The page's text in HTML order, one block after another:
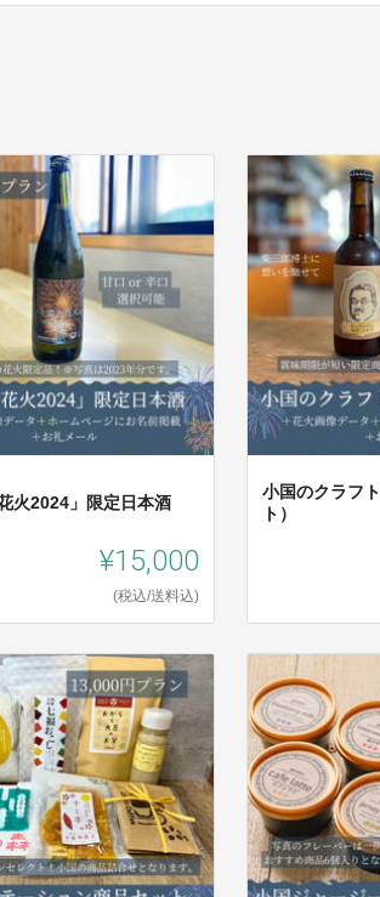
火2024」限定日本酒
¥15,000
(税込/送料込)
小国のクラフ
ト）